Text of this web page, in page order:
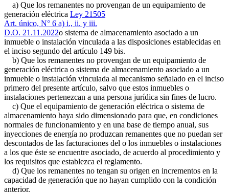
a) Que los remanentes no provengan de un equipamiento de
generación eléctrica Ley 21505
Art. único, N° 6 a) i., ii. y iii.
D.O. 21.11.2022o sistema de almacenamiento asociado a un
inmueble o instalación vinculada a las disposiciones establecidas en
el inciso segundo del artículo 149 bis.
b) Que los remanentes no provengan de un equipamiento de
generación eléctrica o sistema de almacenamiento asociado a un
inmueble o instalación vinculada al mecanismo señalado en el inciso
primero del presente artículo, salvo que estos inmuebles o
instalaciones pertenezcan a una persona jurídica sin fines de lucro.
c) Que el equipamiento de generación eléctrica o sistema de
almacenamiento haya sido dimensionado para que, en condiciones
normales de funcionamiento y en una base de tiempo anual, sus
inyecciones de energía no produzcan remanentes que no puedan ser
descontados de las facturaciones del o los inmuebles o instalaciones
a los que éste se encuentre asociado, de acuerdo al procedimiento y
los requisitos que establezca el reglamento.
d) Que los remanentes no tengan su origen en incrementos en la
capacidad de generación que no hayan cumplido con la condición
anterior.